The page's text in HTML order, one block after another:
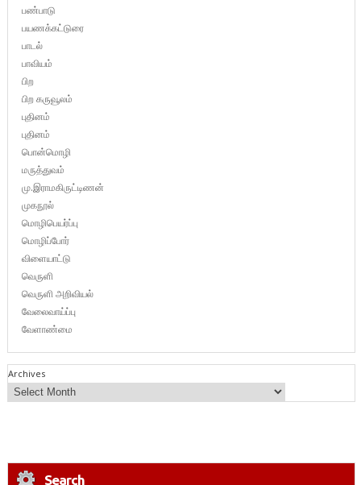
பண்பாடு
பயணக்கட்டுரை
பாடல்
பாவியம்
பிற
பிற கருவூலம்
புதினம்
புதினம்
பொன்மொழி
மருத்துவம்
மு.இராமகிருட்டிணன்
முகநூல்
மொழிபெயர்ப்பு
மொழிப்போர்
விளையாட்டு
வெருளி
வெருளி அறிவியல்
வேலைவாய்ப்பு
வேளாண்மை
Archives
Search